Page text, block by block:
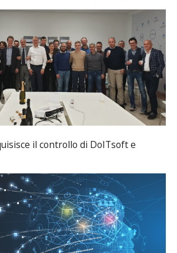
il controllo di DoITsoft e